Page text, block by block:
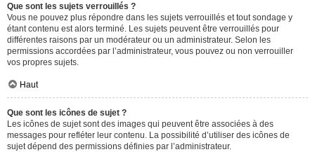
Que sont les sujets verrouillés ?
Vous ne pouvez plus répondre dans les sujets verrouillés et tout sondage y
étant contenu est alors terminé. Les sujets peuvent être verrouillés pour
différentes raisons par un modérateur ou un administrateur. Selon les
permissions accordées par l’administrateur, vous pouvez ou non verrouiller
vos propres sujets.
Haut
Que sont les icônes de sujet ?
Les icônes de sujet sont des images qui peuvent être associées à des
messages pour refléter leur contenu. La possibilité d’utiliser des icônes de
sujet dépend des permissions définies par l’administrateur.